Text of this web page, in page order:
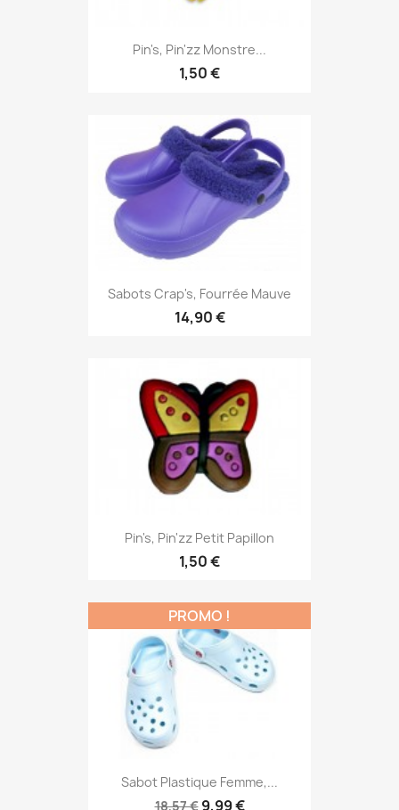
Pin's, Pin'zz Monstre...
1,50 €
Sabots Crap's, Fourrée Mauve
14,90 €
Pin's, Pin'zz Petit Papillon
1,50 €
Sabot Plastique Femme,...
18,57 € 9,99 €
PROMO !